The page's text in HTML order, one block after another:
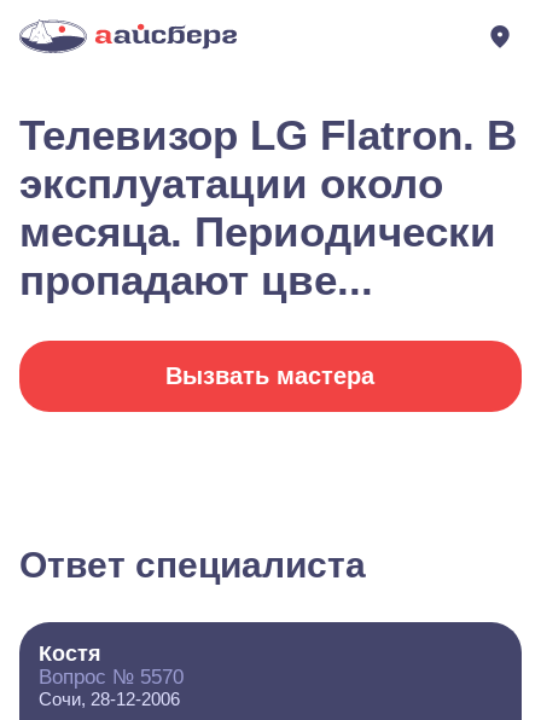
Телевизор LG Flatron. В
эксплуатации около
месяца. Периодически
пропадают цве...
Вызвать мастера
Ответ специалиста
Костя
Вопрос № 5570
Сочи, 28-12-2006